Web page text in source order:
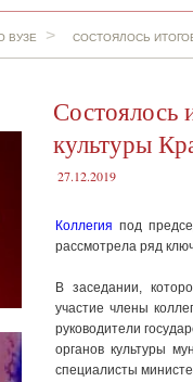
ВУЗЕ > СОСТОЯЛОСЬ
Состоялось
культуры
27.12.2019
Коллегияпод
рассмотрела ряд
В заседании,
участие члены
руководители
органов культуры
специалисты